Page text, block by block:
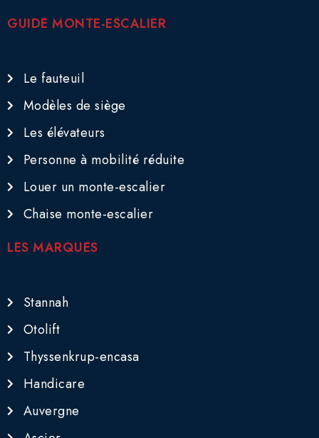
GUIDE MONTE-ESCALIER
Le fauteuil
Modèles de siège
Les élévateurs
Personne à mobilité réduite
Louer un monte-escalier
Chaise monte-escalier
LES MARQUES
Stannah
Otolift
Thyssenkrup-encasa
Handicare
Auvergne